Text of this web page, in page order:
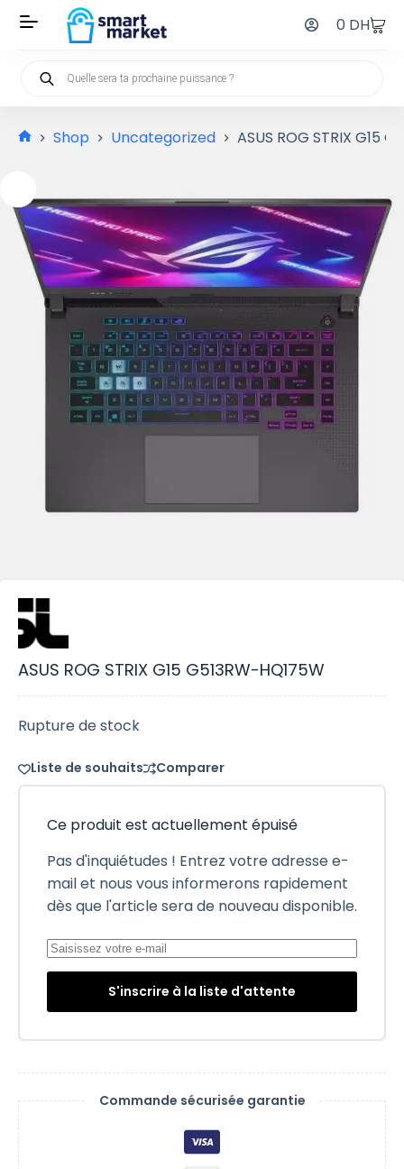
0 DH
Shop Uncategorized ASUS ROG STRIX G15
ASUS ROG STRIX G15 G513RW-HQ175W
Rupture de stock
Liste de souhaits Comparer
Ce produit est actuellement épuisé
Pas d'inquiétudes ! Entrez votre adresse e-
mail et nous vous informerons rapidement
dès que l'article sera de nouveau disponible.
S'inscrire à la liste d'attente
Commande sécurisée garantie